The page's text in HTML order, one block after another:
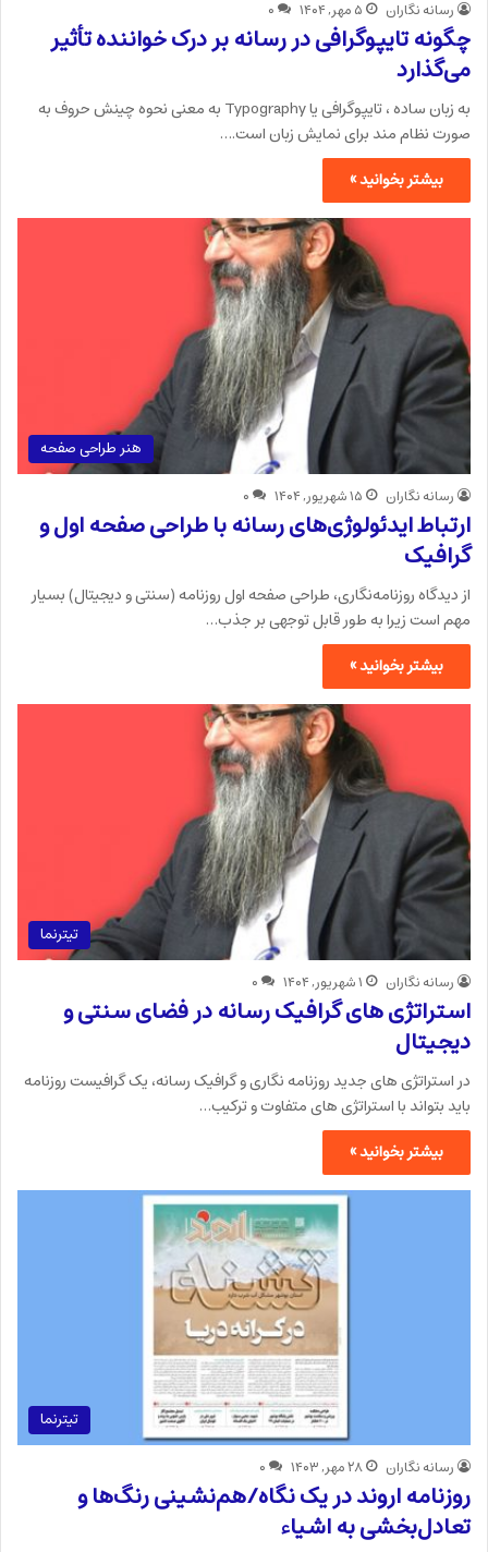
رسانه نگاران ۵ مهر, ۱۴۰۴ ۰
چگونه تایپوگرافی در رسانه بر درک خواننده تأثیر
می‌گذارد
به زبان ساده ، تایپوگرافی یا Typography به معنی نحوه چینش حروف به
صورت نظام مند برای نمایش زبان است.…
بیشتر بخوانید »
هنر طراحی صفحه
رسانه نگاران ۱۵ شهریور, ۱۴۰۴ ۰
ارتباط ایدئولوژی‌های رسانه با طراحی صفحه اول و
گرافیک
از دیدگاه روزنامه‌نگاری، طراحی صفحه اول روزنامه (سنتی و دیجیتال) بسیار
مهم است زیرا به طور قابل توجهی بر جذب…
بیشتر بخوانید »
تیترنما
رسانه نگاران ۱ شهریور, ۱۴۰۴ ۰
استراتژی های گرافیک رسانه در فضای سنتی و
دیجیتال
در استراتژی های جدید روزنامه نگاری و گرافیک رسانه، یک گرافیست روزنامه
باید بتواند با استراتژی های متفاوت و ترکیب…
بیشتر بخوانید »
تیترنما
رسانه نگاران ۲۸ مهر, ۱۴۰۳ ۰
روزنامه اروند در یک نگاه/هم‌نشینی رنگ‌ها و
تعادل‌بخشی به اشیاء